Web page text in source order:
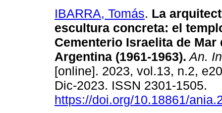
IBARRA, Tomás. La
escultura concreta: el
Cementerio Israelita de Mar
Argentina (1961-1963). An.
[online]. 2023, vol.13, n.2,
Dic-2023. ISSN 2301-1505.
https://doi.org/10.18861/